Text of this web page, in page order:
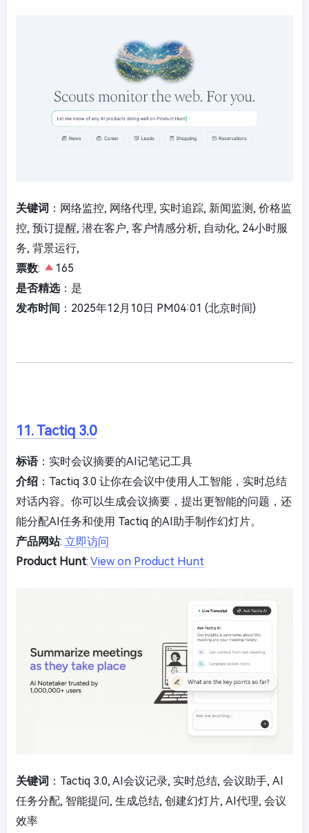
关键词 ：网络监控, 网络代理, 实时追踪, 新闻监测, 价格监
控, 预订提醒, 潜在客户, 客户情感分析, 自动化, 24小时服
务, 背景运行,
票数:
165
是否精选：是
发布时间 ：2025年12月10日 PM04:01 (北京时间)
11. Tactiq 3.0
标语：实时会议摘要的AI记笔记工具
介绍 ：Tactiq 3.0 让你在会议中使用人工智能，实时总结
对话内容。你可以生成会议摘要，提出更智能的问题，还
能分配AI任务和使用 Tactiq 的AI助手制作幻灯片。
产品网站: 立即访问
Product Hunt: View on Product Hunt
关键词 ：Tactiq 3.0, AI会议记录, 实时总结, 会议助手, AI
任务分配, 智能提问, 生成总结, 创建幻灯片, AI代理, 会议
效率